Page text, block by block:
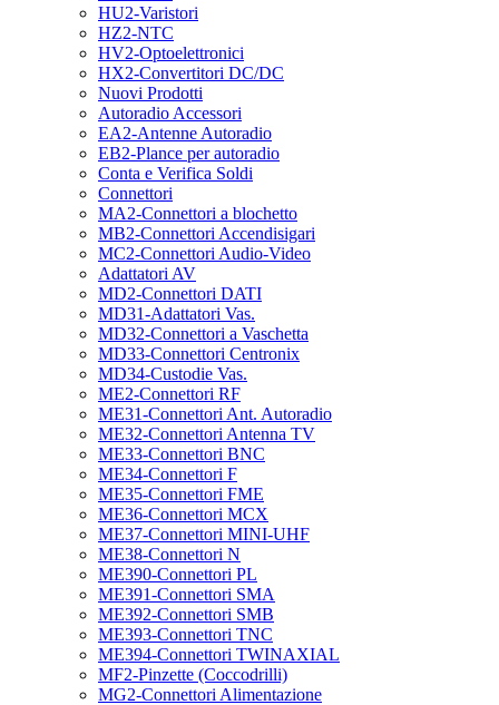
HU2-Varistori
HZ2-NTC
HV2-Optoelettronici
HX2-Convertitori DC/DC
Nuovi Prodotti
Autoradio Accessori
EA2-Antenne Autoradio
EB2-Plance per autoradio
Conta e Verifica Soldi
Connettori
MA2-Connettori a blochetto
MB2-Connettori Accendisigari
MC2-Connettori Audio-Video
Adattatori AV
MD2-Connettori DATI
MD31-Adattatori Vas.
MD32-Connettori a Vaschetta
MD33-Connettori Centronix
MD34-Custodie Vas.
ME2-Connettori RF
ME31-Connettori Ant. Autoradio
ME32-Connettori Antenna TV
ME33-Connettori BNC
ME34-Connettori F
ME35-Connettori FME
ME36-Connettori MCX
ME37-Connettori MINI-UHF
ME38-Connettori N
ME390-Connettori PL
ME391-Connettori SMA
ME392-Connettori SMB
ME393-Connettori TNC
ME394-Connettori TWINAXIAL
MF2-Pinzette (Coccodrilli)
MG2-Connettori Alimentazione